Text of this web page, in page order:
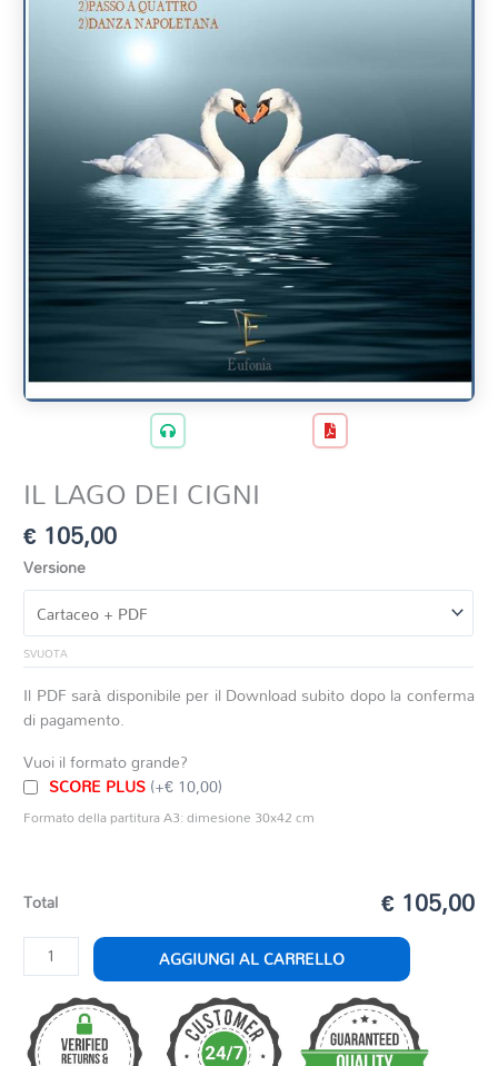
IL LAGO DEI CIGNI
€ 105,00
Versione
SVUOTA
Il PDF sarà disponibile per il Download subito dopo la conferma
di pagamento.
Vuoi il formato grande?
SCORE PLUS(+€ 10,00)
Formato della partitura A3: dimesione 30x42 cm
Total € 105,00
IL
LAGO
CIGNI
quantità
AGGIUNGI AL CARRELLO